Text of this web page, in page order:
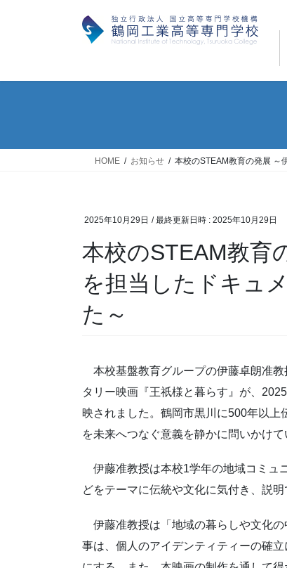
HOME お知らせ 本校のSTEAM教育の発展 ～
2025年10月29日 / 最終更新日時 : 2025年10月29日
本校のSTEAM教育
を担当したドキュ
た～
本校基盤教育グループの伊藤卓朗准
タリー映画『王祇様と暮らす』が、
映されました。鶴岡市黒川に500年以
を未来へつなぐ意義を静かに問いかけて
伊藤准教授は本校1学年の地域コミュ
どをテーマに伝統や文化に気付き、説
伊藤准教授は「地域の暮らしや文化の
事は、個人のアイデンティティーの確